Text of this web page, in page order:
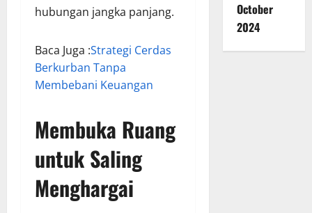
hubungan jangka panjang.
Baca Juga :Strategi Cerdas
Berkurban Tanpa
Membebani Keuangan
Membuka Ruang
untuk Saling
Menghargai
October
2024